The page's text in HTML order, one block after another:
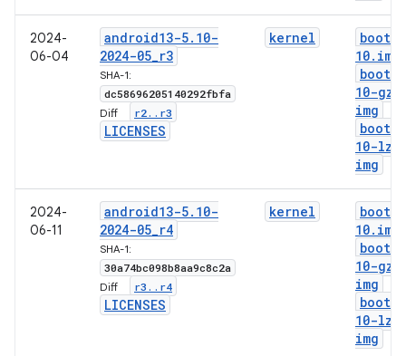
2024-
06-04
android13-5. 10-
2024-05_r3
SHA-1:
dc58696205140292fbfa
Diff: r2. . r3
LICENSES
kernel
boot-5
10. img
boot-5
10-gz
img
boot-5
10-lz4
img
2024-
06-11
android13-5. 10-
2024-05_r4
SHA-1:
30a74bc098b8aa9c8c2a
Diff: r3 . . r4
LICENSES
kernel
boot-5
10. img
boot-5
10-gz
img
boot-5
10-lz4
img